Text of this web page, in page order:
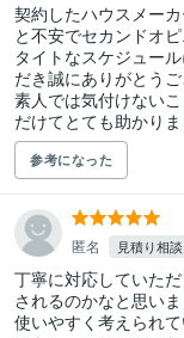
契約したハウスメー
と不安でセカンドオ
タイトなスケジュー
だき誠にありがとうご
素人では気付けない
だけてとても助かりま
参考になった
匿名 見積り相談
丁寧に対応していた
されるのかなと思い
使いやすく考えられ